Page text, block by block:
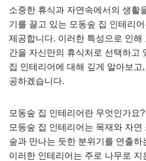
소중한 휴식과 자연속에서의 생활
기를 끌고 있는 모동숲 집 인테리
제공합니다. 이러한 특성으로 인
간을 자신만의 휴식처로 선택하고
집 인테리어에 대해 깊게 알아보
공하겠습니다.
모동숲 집 인테리어란 무엇인가요?
모동숲 집 인테리어는 목재와 자
숲과 만나는 듯한 분위기를 연출
이러한 인테리어는 주로 나무로